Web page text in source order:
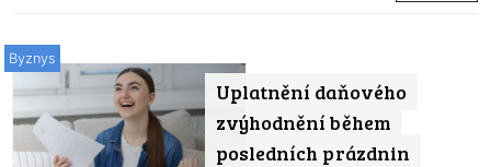
Uplatnění daňového
zvýhodnění během
posledních prázdnin
Byznys